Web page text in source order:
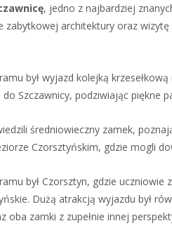
, jedno z najbardziej
zabytkowej architektury oraz
był wyjazd kolejką krzesełkową
Szczawnicy, podziwiając piękne
średniowieczny zamek,
Czorsztyńskim, gdzie mogli
był Czorsztyn, gdzie
Dużą atrakcją wyjazdu był
oba zamki z zupełnie innej